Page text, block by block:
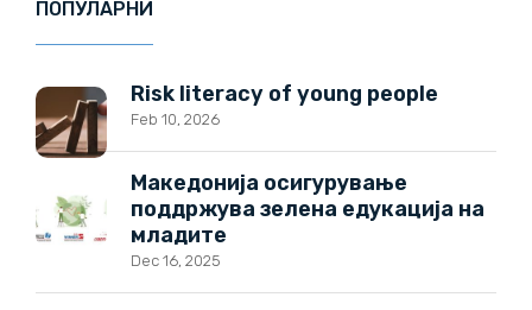
ПОПУЛАРНИ
Risk literacy of young people
Feb 10, 2026
Македонија осигурување
поддржува зелена едукација на
младите
Dec 16, 2025